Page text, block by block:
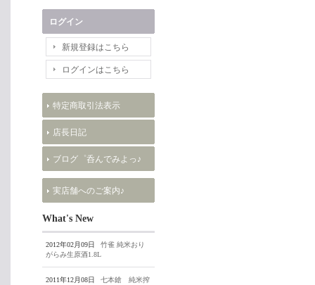
ログイン
新規登録はこちら
ログインはこちら
特定商取引法表示
店長日記
ブログ゜呑んでみよっ♪
実店舗へのご案内♪
What's New
2012年02月09日
竹雀 純米おり
がらみ生原酒1.8L
2011年12月08日
七本鎗 純米搾